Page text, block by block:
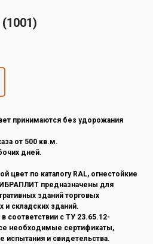
Cedral
принимаются без удорожания
от 500 кв.м.
дней.
цвет по каталогу RAL, огнестойкие
предназначены для
зданий торговых
складских зданий.
соответствии с ТУ 23.65.12-
необходимые сертификаты,
испытания и свидетельства.